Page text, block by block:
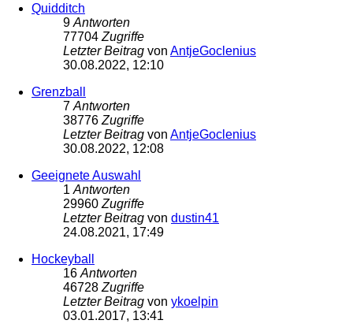
Quidditch
9 Antworten
77704 Zugriffe
Letzter Beitrag von AntjeGoclenius
30.08.2022, 12:10
Grenzball
7 Antworten
38776 Zugriffe
Letzter Beitrag von AntjeGoclenius
30.08.2022, 12:08
Geeignete Auswahl
1 Antworten
29960 Zugriffe
Letzter Beitrag von dustin41
24.08.2021, 17:49
Hockeyball
16 Antworten
46728 Zugriffe
Letzter Beitrag von ykoelpin
03.01.2017, 13:41